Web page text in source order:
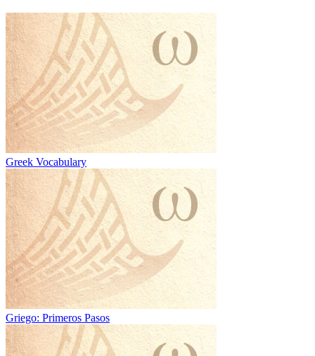
Greek Vocabulary
Griego: Primeros Pasos